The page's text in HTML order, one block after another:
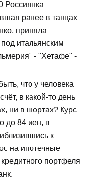
Россиянка
ранее в танцах
приняла
итальянским
- "Хетафе" -
что у человека
в какой-то день
ни в шортах? Курс
до 84 иен, в
к
на ипотечные
портфеля